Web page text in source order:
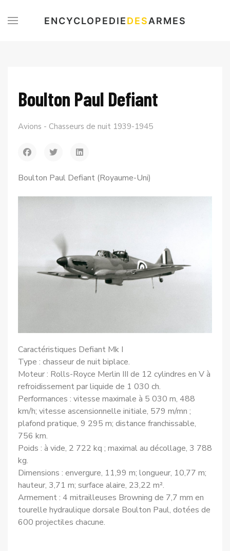
ENCYCLOPEDIEDESARMES
Boulton Paul Defiant
Avions - Chasseurs de nuit 1939-1945
Boulton Paul Defiant (Royaume-Uni)
Caractéristiques Defiant Mk I
Type : chasseur de nuit biplace.
Moteur : Rolls-Royce Merlin III de 12 cylindres en V à
refroidissement par liquide de 1 030 ch.
Performances : vitesse maximale à 5 030 m, 488
km/h; vitesse ascensionnelle initiale, 579 m/mn ;
plafond pratique, 9 295 m; distance franchissable,
756 km.
Poids : à vide, 2 722 kq ; maximal au décollage, 3 788
kg.
Dimensions : envergure, 11,99 m; longueur, 10,77 m;
hauteur, 3,71 m; surface alaire, 23,22 m².
Armement : 4 mitrailleuses Browning de 7,7 mm en
tourelle hydraulique dorsale Boulton Paul, dotées de
600 projectiles chacune.